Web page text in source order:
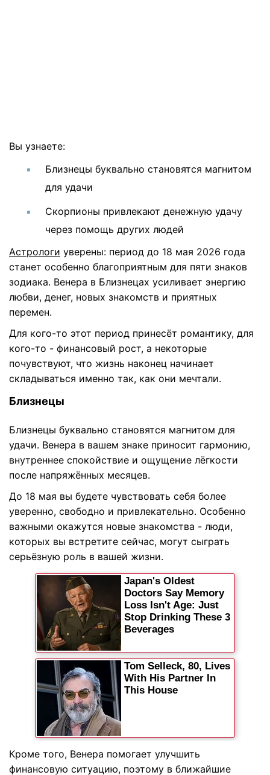
Вы узнаете:
Близнецы буквально становятся магнитом
для удачи
Скорпионы привлекают денежную удачу
через помощь других людей
Астрологи уверены: период до 18 мая 2026 года
станет особенно благоприятным для пяти знаков
зодиака. Венера в Близнецах усиливает энергию
любви, денег, новых знакомств и приятных
перемен.
Для кого-то этот период принесёт романтику, для
кого-то - финансовый рост, а некоторые
почувствуют, что жизнь наконец начинает
складываться именно так, как они мечтали.
Близнецы
Близнецы буквально становятся магнитом для
удачи. Венера в вашем знаке приносит гармонию,
внутреннее спокойствие и ощущение лёгкости
после напряжённых месяцев.
До 18 мая вы будете чувствовать себя более
уверенно, свободно и привлекательно. Особенно
важными окажутся новые знакомства - люди,
которых вы встретите сейчас, могут сыграть
серьёзную роль в вашей жизни.
Кроме того, Венера помогает улучшить
финансовую ситуацию, поэтому в ближайшие